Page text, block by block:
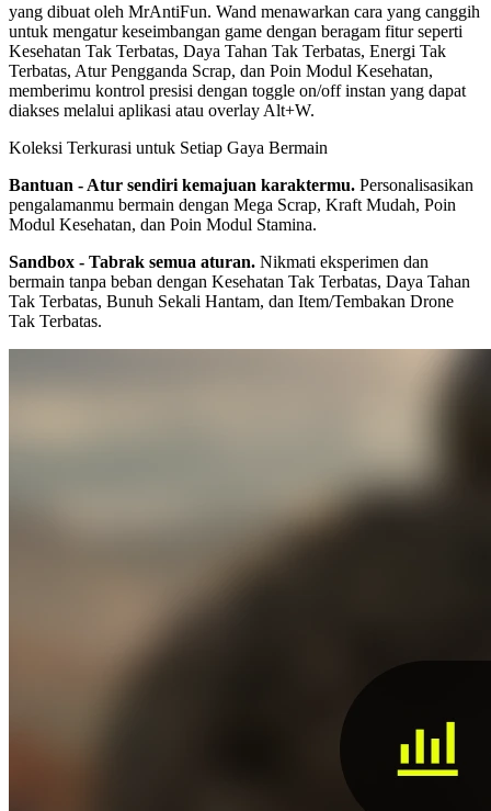
yang dibuat oleh MrAntiFun. Wand menawarkan cara yang canggih
untuk mengatur keseimbangan game dengan beragam fitur seperti
Kesehatan Tak Terbatas, Daya Tahan Tak Terbatas, Energi Tak
Terbatas, Atur Pengganda Scrap, dan Poin Modul Kesehatan,
memberimu kontrol presisi dengan toggle on/off instan yang dapat
diakses melalui aplikasi atau overlay Alt+W.
Koleksi Terkurasi untuk Setiap Gaya Bermain
Bantuan - Atur sendiri kemajuan karaktermu. Personalisasikan
pengalamanmu bermain dengan Mega Scrap, Kraft Mudah, Poin
Modul Kesehatan, dan Poin Modul Stamina.
Sandbox - Tabrak semua aturan. Nikmati eksperimen dan
bermain tanpa beban dengan Kesehatan Tak Terbatas, Daya Tahan
Tak Terbatas, Bunuh Sekali Hantam, dan Item/Tembakan Drone
Tak Terbatas.